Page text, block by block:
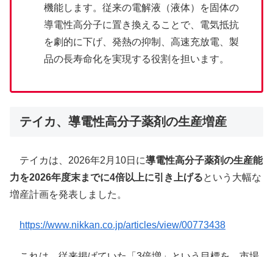
機能します。従来の電解液（液体）を固体の
導電性高分子に置き換えることで、電気抵抗
を劇的に下げ、発熱の抑制、高速充放電、製
品の長寿命化を実現する役割を担います。
テイカ、導電性高分子薬剤の生産増産
テイカは、2026年2月10日に導電性高分子薬剤の生産能
力を2026年度末までに4倍以上に引き上げるという大幅な
増産計画を発表しました。
https://www.nikkan.co.jp/articles/view/00773438